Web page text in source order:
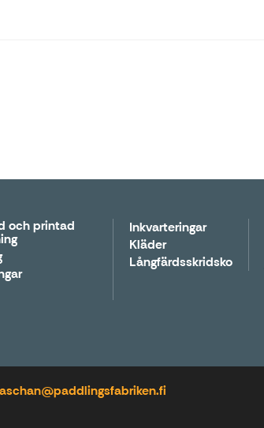
och printad
Inkvarteringar
Kläder
Långfärdsskridsko